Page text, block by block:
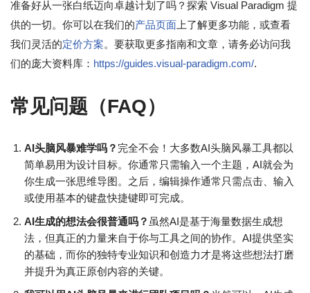
准备好从一张白纸迈向卓越计划了吗？探索 Visual Paradigm 提
供的一切。你可以在我们的产品页面上了解更多功能，或查看
我们灵活的定价方案。要获取更多指南和文章，请务必访问我
们的庞大资料库： https://guides.visual-paradigm.com/.
常见问题（FAQ）
AI头脑风暴难学吗？ 完全不会！大多数AI头脑风暴工具都以
简单易用为设计目标。你通常只需输入一个主题，AI就会为
你生成一张思维导图。之后，编辑操作通常只需点击、输入
或使用基本的键盘快捷键即可完成。
AI生成的想法会很普通吗？虽然AI是基于海量数据生成想
法，但真正的力量来自于你与工具之间的协作。AI提供坚实
的基础，而你的独特专业知识和创造力才是将这些想法打磨
并提升为真正原创内容的关键。